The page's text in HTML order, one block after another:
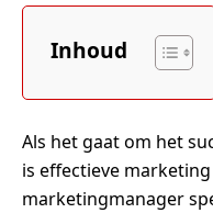
Inhoud
Als het gaat om het
is effectieve
marketingmanager